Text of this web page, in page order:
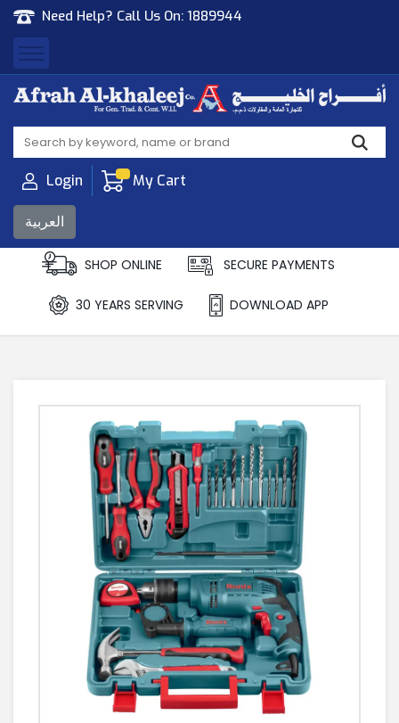
Need Help? Call Us On: 1889944
Afrah Al Khaleej
Gen Trad & Cont Co. Wll
Login My Cart
العربية
SHOP ONLINE SECURE PAYMENTS
30 YEARS SERVING DOWNLOAD APP